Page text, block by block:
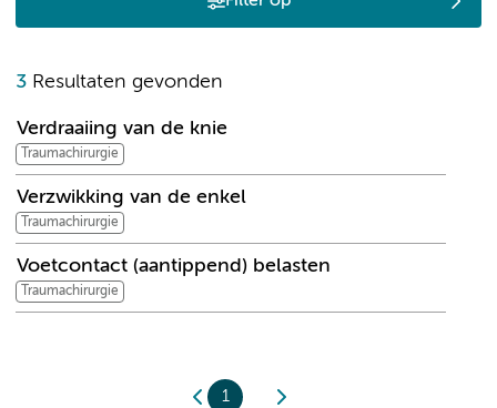
3 Resultaten gevonden
Verdraaiing van de knie
Traumachirurgie
Verzwikking van de enkel
Traumachirurgie
Voetcontact (aantippend) belasten
Traumachirurgie
1